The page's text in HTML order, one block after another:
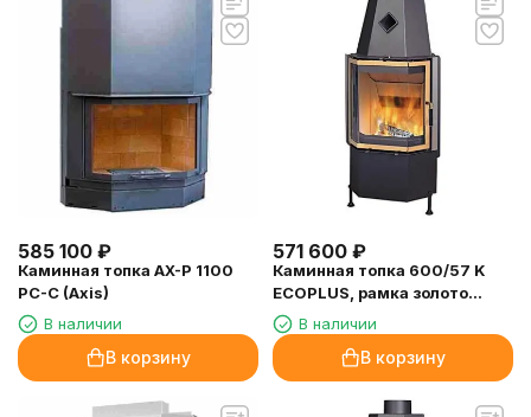
585 100 ₽
Каминная топка AX-P 1100
PC-C (Axis)
В наличии
В корзину
571 600 ₽
Каминная топка 600/57 K
ECOPLUS, рамка золото
(Hark)В наличии
В корзину